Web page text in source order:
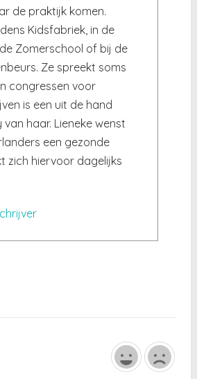
de praktijk komen.
Kidsfabriek, in de
Zomerschool of bij de
Ze spreekt soms
congressen voor
is een uit de hand
haar. Lieneke wenst
een gezonde
zich hiervoor dagelijks